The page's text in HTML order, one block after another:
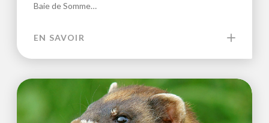
Baie de Somme…
EN SAVOIR